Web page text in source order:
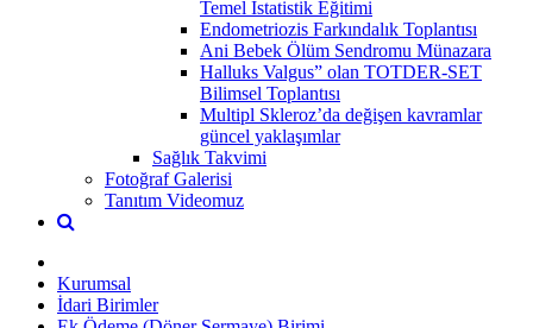
Temel İstatistik Eğitimi
Endometriozis Farkındalık Toplantısı
Ani Bebek Ölüm Sendromu Münazara
Halluks Valgus” olan TOTDER-SET
Bilimsel Toplantısı
Multipl Skleroz’da değişen kavramlar
güncel yaklaşımlar
Sağlık Takvimi
Fotoğraf Galerisi
Tanıtım Videomuz
Kurumsal
İdari Birimler